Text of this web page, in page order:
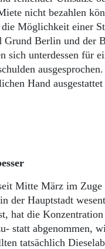
Abonnenten-Login
Abonnent werden
Abo Prämien
Archiv
Mediadaten
Kontakt
nicht bezahlen
die Möglichkeit einer
Grund Berlin und der
sich unterdessen für
Hand
Mitte März im Zuge
der Hauptstadt
hat die
statt abgenommen,
tatsächlich